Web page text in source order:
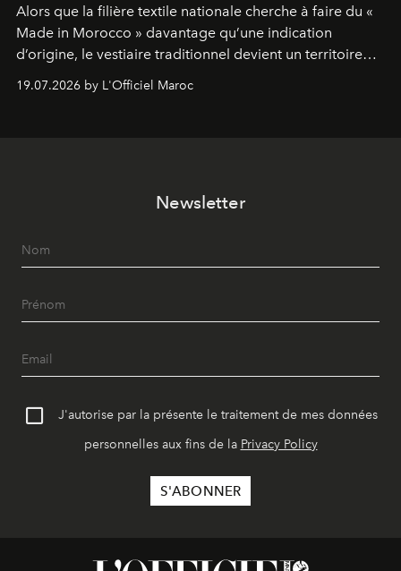
Alors que la filière textile nationale cherche à faire du «
Made in Morocco » davantage qu’une indication
d’origine, le vestiaire traditionnel devient un territoire
d’expérimentation. Avec Néo Beldi, Diamantine en
révise les proportions et les usages pour l’inscrire dans
19.07.2026 by L'Officiel Maroc
Newsletter
J'autorise par la présente le traitement de mes données
personnelles aux fins de la Privacy Policy